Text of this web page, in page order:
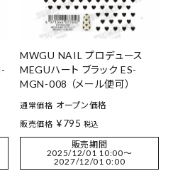
MWGU NAIL プロデュース
MEGUハート ブラック ES-
MGN-008 （メール便可）
通常価格 オープン価格
販売価格 ¥795 税込
販売期間
2025/12/01 10:00〜
2027/12/01 0:00